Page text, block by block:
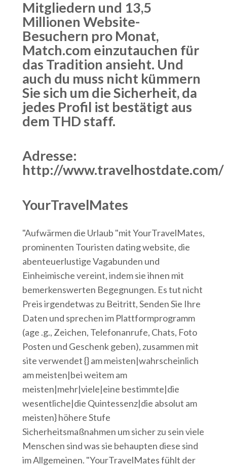
Mitgliedern und 13,5
Millionen Website-
Besuchern pro Monat,
Match.com einzutauchen für
das Tradition ansieht. Und
auch du muss nicht kümmern
Sie sich um die Sicherheit, da
jedes Profil ist bestätigt aus
dem THD staff.
Adresse:
http://www.travelhostdate.com/
YourTravelMates
"Aufwärmen die Urlaub "mit YourTravelMates,
prominenten Touristen dating website, die
abenteuerlustige Vagabunden und
Einheimische vereint, indem sie ihnen mit
bemerkenswerten Begegnungen. Es tut nicht
Preis irgendetwas zu Beitritt, Senden Sie Ihre
Daten und sprechen im Plattformprogramm
(age .g., Zeichen, Telefonanrufe, Chats, Foto
Posten und Geschenk geben), zusammen mit
site verwendet {} am meisten|wahrscheinlich
am meisten|bei weitem am
meisten|mehr|viele|eine bestimmte|die
wesentliche|die Quintessenz|die absolut am
meisten} höhere Stufe
Sicherheitsmaßnahmen um sicher zu sein viele
Menschen sind was sie behaupten diese sind
im Allgemeinen. "YourTravelMates fühlt der